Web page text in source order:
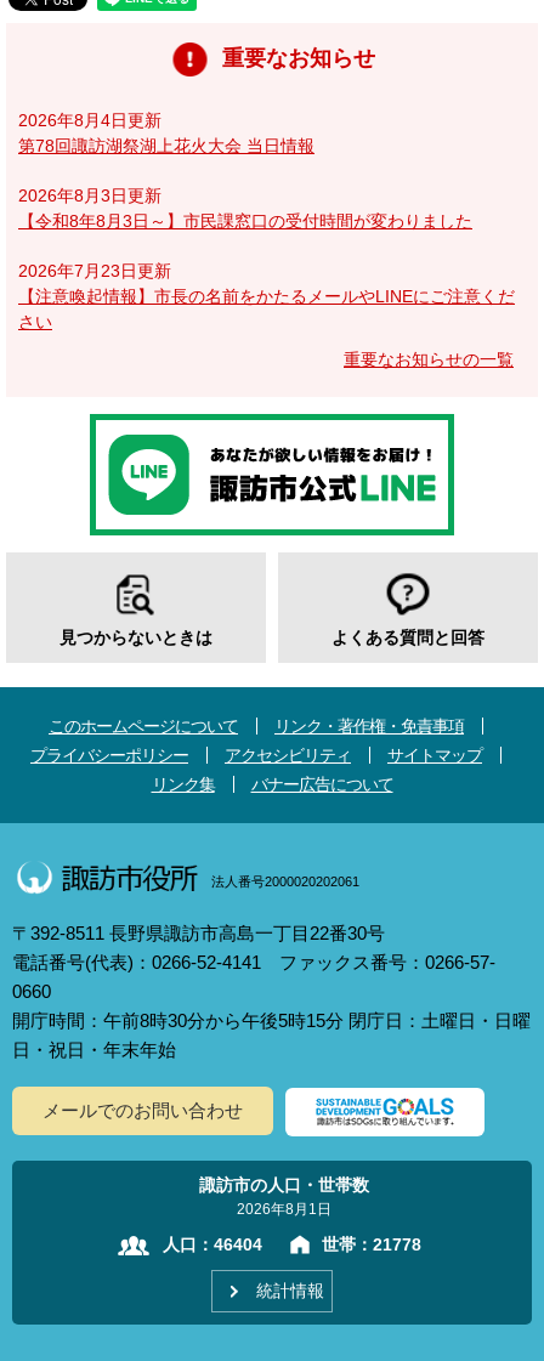
重要なお知らせ
2026年8月4日更新
第78回諏訪湖祭湖上花火大会 当日情報
2026年8月3日更新
【令和8年8月3日～】市民課窓口の受付時間が変わりました
2026年7月23日更新
【注意喚起情報】市長の名前をかたるメールやLINEにご注意くだ
さい
重要なお知らせの一覧
見つからないときは よくある質問と回答
このホームページについて
リンク・著作権・免責事項
プライバシーポリシー
アクセシビリティ
サイトマップ
リンク集
バナー広告について
法人番号2000020202061
〒392-8511 長野県諏訪市高島一丁目22番30号
電話番号(代表)：0266-52-4141 ファックス番号：0266-57-
0660
開庁時間：午前8時30分から午後5時15分 閉庁日：土曜日・日曜
日・祝日・年末年始
メールでのお問い合わせ
諏訪市の人口・世帯数
2026年8月1日
人口： 46404 世帯： 21778
統計情報